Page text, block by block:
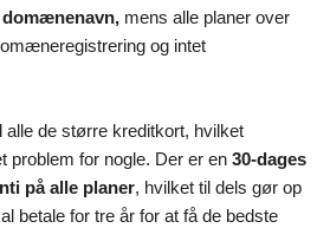
mens alle planer over
og intet
alle de større kreditkort, hvilket
for nogle. Der er en 30-dages
på alle planer, hvilket til dels gør op
betale for tre år for at få de bedste